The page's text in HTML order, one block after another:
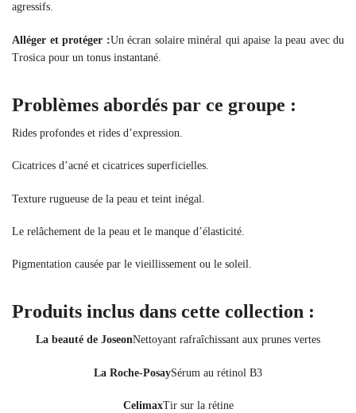
agressifs.
Alléger et protéger :Un écran solaire minéral qui apaise la peau avec du
Trosica pour un tonus instantané.
Problèmes abordés par ce groupe :
Rides profondes et rides d’expression.
Cicatrices d’acné et cicatrices superficielles.
Texture rugueuse de la peau et teint inégal.
Le relâchement de la peau et le manque d’élasticité.
Pigmentation causée par le vieillissement ou le soleil.
Produits inclus dans cette collection :
La beauté de JoseonNettoyant rafraîchissant aux prunes vertes
La Roche-PosaySérum au rétinol B3
CelimaxTir sur la rétine